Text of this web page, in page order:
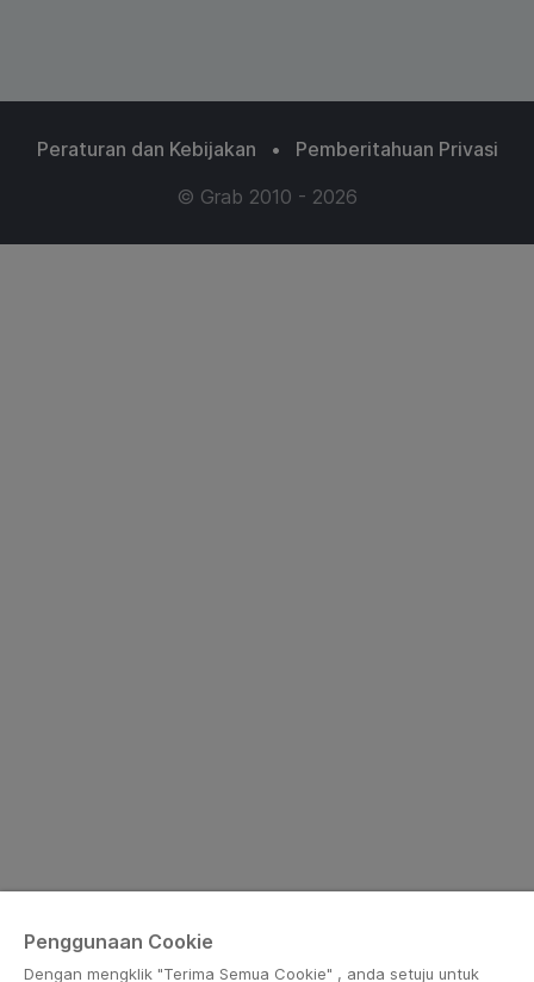
Peraturan dan Kebijakan •
Pemberitahuan Privasi
© Grab 2010 - 2026
Penggunaan Cookie
Dengan mengklik "Terima Semua Cookie" , anda setuju untuk